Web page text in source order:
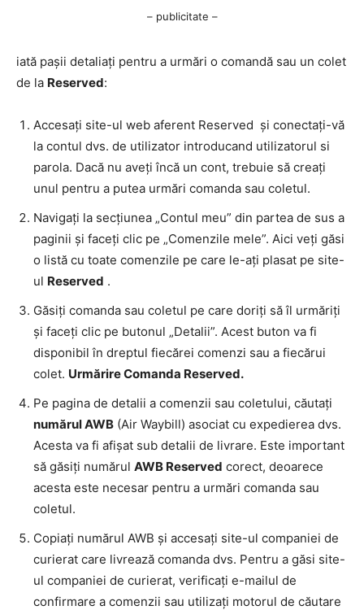
– publicitate –
iată pașii detaliați pentru a urmări o comandă sau un colet
de la Reserved:
Accesați site-ul web aferent Reserved și conectați-vă
la contul dvs. de utilizator introducand utilizatorul si
parola. Dacă nu aveți încă un cont, trebuie să creați
unul pentru a putea urmări comanda sau coletul.
Navigați la secțiunea „Contul meu” din partea de sus a
paginii și faceți clic pe „Comenzile mele”. Aici veți găsi
o listă cu toate comenzile pe care le-ați plasat pe site-
ul Reserved .
Găsiți comanda sau coletul pe care doriți să îl urmăriți
și faceți clic pe butonul „Detalii”. Acest buton va fi
disponibil în dreptul fiecărei comenzi sau a fiecărui
colet. Urmărire Comanda Reserved.
Pe pagina de detalii a comenzii sau coletului, căutați
numărul AWB (Air Waybill) asociat cu expedierea dvs.
Acesta va fi afișat sub detalii de livrare. Este important
să găsiți numărul AWB Reserved corect, deoarece
acesta este necesar pentru a urmări comanda sau
coletul.
Copiați numărul AWB și accesați site-ul companiei de
curierat care livrează comanda dvs. Pentru a găsi site-
ul companiei de curierat, verificați e-mailul de
confirmare a comenzii sau utilizați motorul de căutare